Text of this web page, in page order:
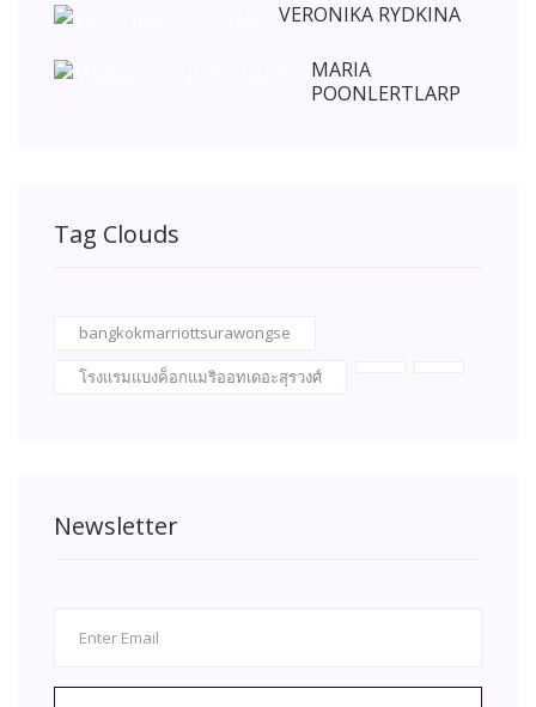
VERONIKA RYDKINA
MARIA
POONLERTLARP
Tag Clouds
bangkokmarriottsurawongse
โรงแรมแบงค็อกแมริออทเดอะสุรวงศ์
Newsletter